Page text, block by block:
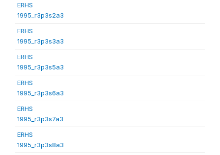
ERHS
1995_r3p3s2a3
ERHS
1995_r3p3s3a3
ERHS
1995_r3p3s5a3
ERHS
1995_r3p3s6a3
ERHS
1995_r3p3s7a3
ERHS
1995_r3p3s8a3